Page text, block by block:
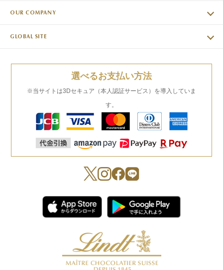
OUR COMPANY
GLOBAL SITE
選べるお支払い方法
※当サイトは3Dセキュア（本人認証サービス）を導入していま
す。